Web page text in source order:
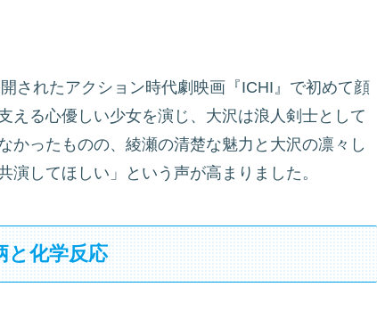
されたアクション時代劇映画『ICHI』で初めて顔
える心優しい少女を演じ、大沢は浪人剣士として
かったものの、綾瀬の清楚な魅力と大沢の凛々し
してほしい」という声が高まりました。
と化学反応